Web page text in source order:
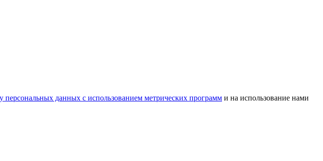
персональных данных с использованием метрических программ и на использование нами